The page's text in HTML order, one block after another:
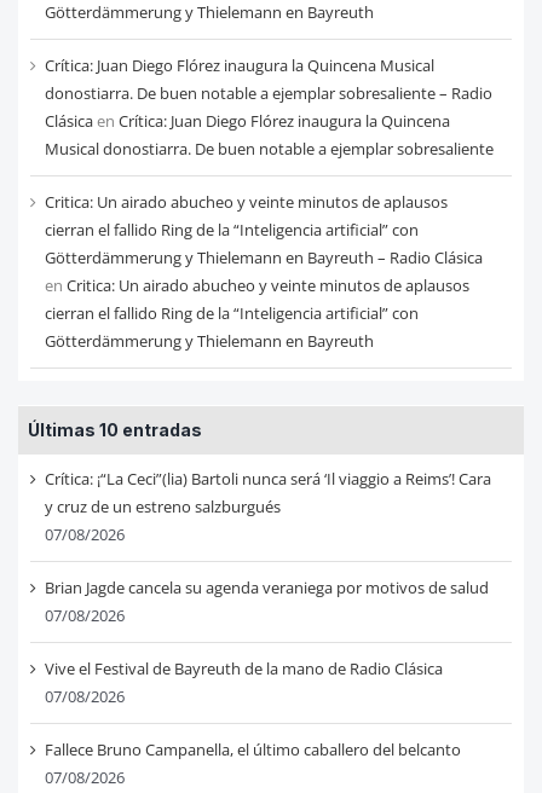
Götterdämmerung y Thielemann en Bayreuth
Crítica: Juan Diego Flórez inaugura la Quincena Musical
donostiarra. De buen notable a ejemplar sobresaliente – Radio
Clásicaen Crítica: Juan Diego Flórez inaugura la Quincena
Musical donostiarra. De buen notable a ejemplar sobresaliente
Critica: Un airado abucheo y veinte minutos de aplausos
cierran el fallido Ring de la “Inteligencia artificial” con
Götterdämmerung y Thielemann en Bayreuth – Radio Clásica
en Critica: Un airado abucheo y veinte minutos de aplausos
cierran el fallido Ring de la “Inteligencia artificial” con
Götterdämmerung y Thielemann en Bayreuth
Últimas 10 entradas
Crítica: ¡“La Ceci”(lia) Bartoli nunca será ‘Il viaggio a Reims’! Cara
y cruz de un estreno salzburgués
07/08/2026
Brian Jagde cancela su agenda veraniega por motivos de salud
07/08/2026
Vive el Festival de Bayreuth de la mano de Radio Clásica
07/08/2026
Fallece Bruno Campanella, el último caballero del belcanto
07/08/2026